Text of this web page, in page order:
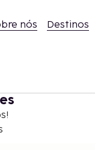
nós Destinos